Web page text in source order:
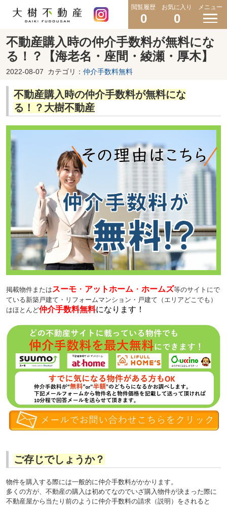
閲覧履歴
0
お気に入り
0
メニュー
不動産購入時の仲介手数料が無料にな
る！？【海老名・座間・綾瀬・厚木】
2022-08-07 カテゴリ： 仲介手数料無料
不動産購入時の仲介手数料が無料にな
る！？大樹不動産
掲載物件または スーモ・ アットホーム ・ ホームズ等のサイトにで
ている新築戸建て・リフォームマンション・戸建て（エリアどこでも）
はほとんど仲介手数料無料になります！
ご存じでしょうか？
物件を購入する際には一般的に仲介手数料がかかります。
多くの方が、不動産の購入は初めてなのでいざ購入物件が決まった際に
不動産屋から当たり前のように仲介手数料の請求（説明）をされると